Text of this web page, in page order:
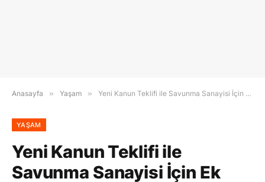
Anasayfa » Yaşam » Yeni Kanun Teklifi ile Savunma Sanayisi İçin Ek Kaynaklar Oluşturulacak
YAŞAM
Yeni Kanun Teklifi ile
Savunma Sanayisi İçin Ek